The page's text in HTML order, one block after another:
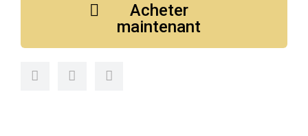
Acheter
maintenant